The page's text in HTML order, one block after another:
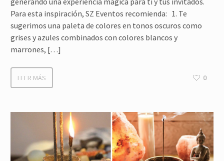
Para esta inspiración, SZ Eventos recomienda: 1. Te
sugerimos una paleta de colores en tonos oscuros como
grises y azules combinados con colores blancos y
marrones, […]
LEER MÁS 0